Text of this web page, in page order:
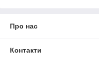
Про нас
Контакти